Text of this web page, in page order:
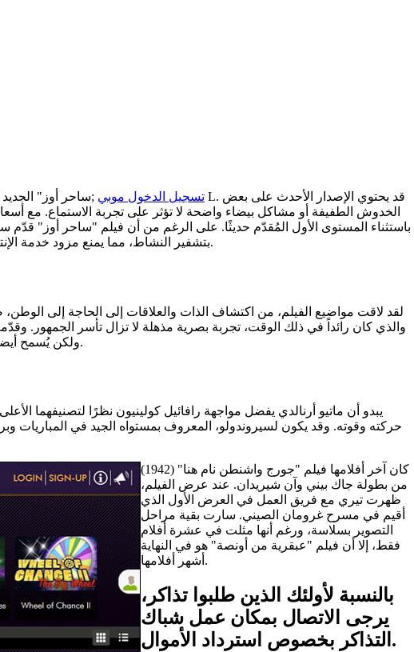
tusk casino تسجيل الدخول موبي
الخدوش الطفيفة أو مشاكل بيضاء واضحة لا تؤثر على تجربة الاستماع.
لم يكن أول من استخدم هذه التقنية. تقوم خدمة VPN بتشفير النشاط، مما يمنع مزود خدمة الإنترنت من تقييد سرعة الإنترنت لديك ويضمن تجربة سلسة وخالية من التقطيع.
لقد لاقت مواضيع الفيلم، من اكتشاف الذات والعلاقات إلى الحاجة إلى الوطن،
والذي كان رائداً في ذلك الوقت، تجربة بصرية مذهلة لا تزال تأسر الجمهور.
ولكن يُسمح أيضاً بعرضها داخل قاعة العرض. التجربة مُصممة للأطفال من سن ست سنوات فما فوق، ولكن جميع الزوار يحتاجون إلى تذكرة دخول.
يبدو أن ماتيو أرنالدي يفضل مواجهة رافائيل كولينيون نظرًا لتصنيفهما
حركته وقوته. وقد يكون لسيروندولو، المعروف بمستواه الجيد في المباريات
كان آخر أفلامها فيلم "جورج واشنطن نام هنا" (1942)
من بطولة جاك بيني وآن شيريدان. عند عرض الفيلم،
ظهرت تيري مع فريق العمل في العرض الأول الذي
أقيم في مسرح غرومان الصيني. سارت بقية مراحل
التصوير بسلاسة، ورغم أنها مثلت في عشرة أفلام
فقط، إلا أن فيلم "عبقرية من أونصة" هو في النهاية
أشهر أفلامها.
بالنسبة لأولئك الذين طلبوا تذاكر،
يرجى الاتصال بمكان عمل شباك
التذاكر بخصوص استرداد الأموال.